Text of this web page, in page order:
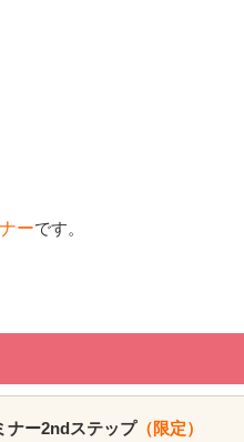
ーです。
ナー2ndステップ（限定）